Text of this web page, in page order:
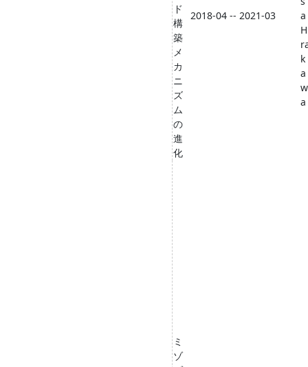
ド
構
築
メ
カ
ニ
ズ
ム
の
進
化
2018-04 -- 2021-03
a
k
a
w
a
ミ
ゾ